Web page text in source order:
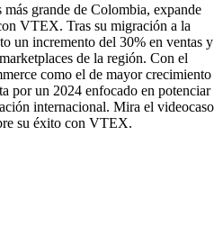
grande de Colombia, expande
VTEX. Tras su migración a la
un incremento del 30% en ventas y
de la región. Con el
como el de mayor crecimiento
por un 2024 enfocado en potenciar
internacional. Mira el videocaso
su éxito con VTEX.